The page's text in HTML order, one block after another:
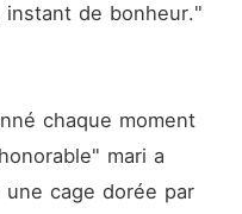
instant de bonheur."
chaque moment
mari a
cage dorée par